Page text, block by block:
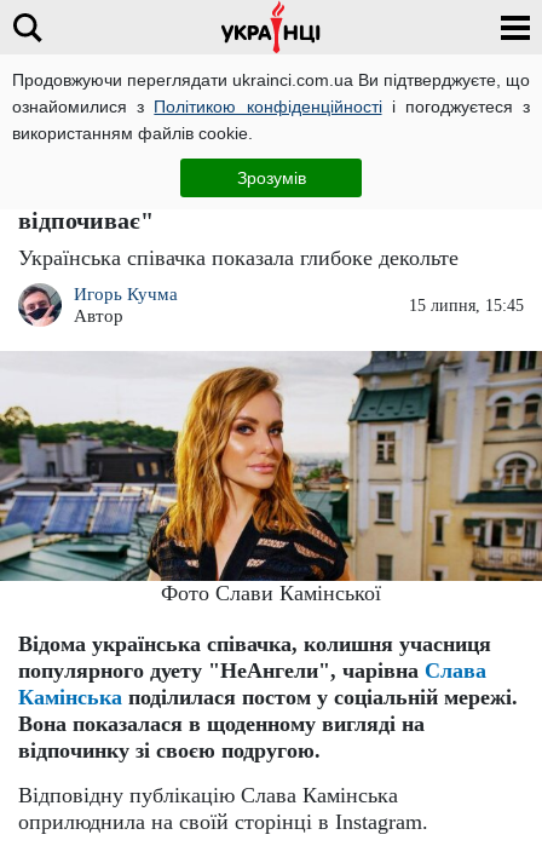
Продовжуючи переглядати ukrainci.com.ua Ви підтверджуєте, що
ознайомилися з Політикою конфіденційностіі погоджуєтеся з
використанням файлів cookie.
Зрозумів
Величезні "груші" Слави Камінської
ошелешили українців: "Анна Семенович
відпочиває"
Українська співачка показала глибоке декольте
Игорь Кучма
Автор
15 липня, 15:45
Фото Слави Камінської
Відома українська співачка, колишня учасниця
популярного дуету "НеАнгели", чарівна Слава
Камінська поділилася постом у соціальній мережі.
Вона показалася в щоденному вигляді на
відпочинку зі своєю подругою.
Відповідну публікацію Слава Камінська
оприлюднила на своїй сторінці в Instagram.